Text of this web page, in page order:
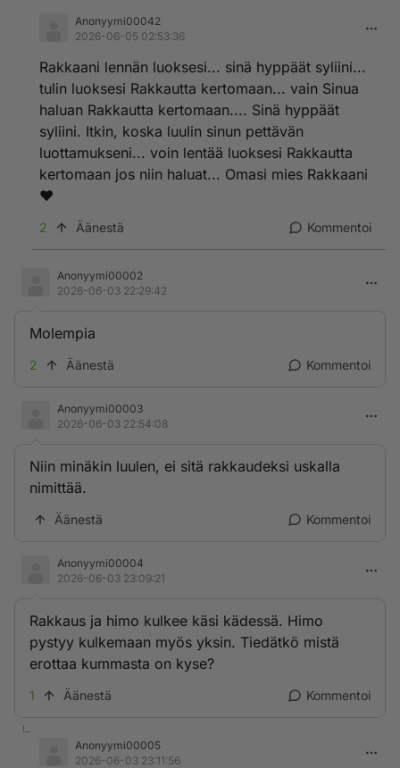
Anonyymi00042
2026-06-05 02:53:36
Rakkaani lennän luoksesi... sinä hyppäät syliini...
tulin luoksesi Rakkautta kertomaan... vain Sinua
haluan Rakkautta kertomaan.... Sinä hyppäät
syliini. Itkin, koska luulin sinun pettävän
luottamukseni... voin lentää luoksesi Rakkautta
kertomaan jos niin haluat... Omasi mies Rakkaani
❤️
2 Äänestä Kommentoi
Anonyymi00002
2026-06-03 22:29:42
Molempia
2 Äänestä Kommentoi
Anonyymi00003
2026-06-03 22:54:08
Niin minäkin luulen, ei sitä rakkaudeksi uskalla
nimittää.
Äänestä Kommentoi
Anonyymi00004
2026-06-03 23:09:21
Rakkaus ja himo kulkee käsi kädessä. Himo
pystyy kulkemaan myös yksin. Tiedätkö mistä
erottaa kummasta on kyse?
1 Äänestä Kommentoi
Anonyymi00005
2026-06-03 23:11:56